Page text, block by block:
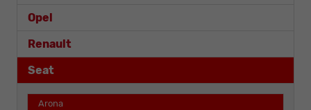
Opel
Renault
Seat
Arona